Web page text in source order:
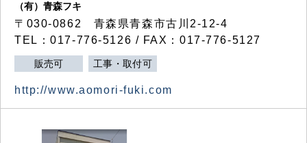
（有）青森フキ
〒030-0862 青森県青森市古川2-12-4
TEL：017-776-5126 / FAX：017-776-5127
販売可 工事・取付可
http://www.aomori-fuki.com